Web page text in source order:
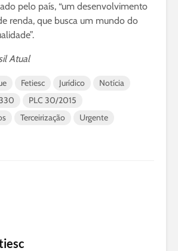
pelo país, “um desenvolvimento
renda, que busca um mundo do
Atual
Fetiesc Jurídico
Notícia
PLC 30/2015
Terceirização Urgente